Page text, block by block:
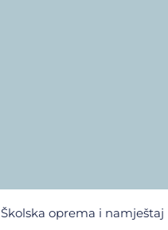
Školska oprema i namještaj